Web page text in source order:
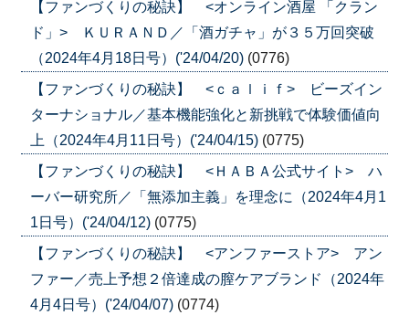
【ファンづくりの秘訣】 <オンライン酒屋 「クラン
ド」> ＫＵＲＡＮＤ／「酒ガチャ」が３５万回突破
（2024年4月18日号）('24/04/20) (0776)
【ファンづくりの秘訣】 <ｃａｌｉｆ> ビーズイン
ターナショナル／基本機能強化と新挑戦で体験価値向
上（2024年4月11日号）('24/04/15) (0775)
【ファンづくりの秘訣】 <ＨＡＢＡ公式サイト> ハ
ーバー研究所／「無添加主義」を理念に（2024年4月1
1日号）('24/04/12) (0775)
【ファンづくりの秘訣】 <アンファーストア> アン
ファー／売上予想２倍達成の膣ケアブランド（2024年
4月4日号）('24/04/07) (0774)